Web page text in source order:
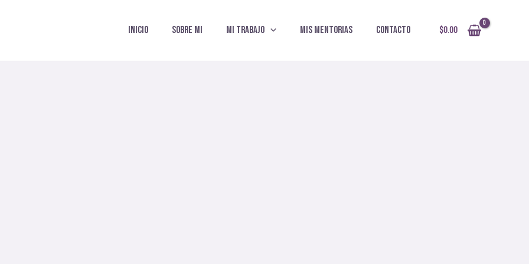
INICIO SOBRE MI MI TRABAJO MIS MENTORIAS CONTACTO $0.00